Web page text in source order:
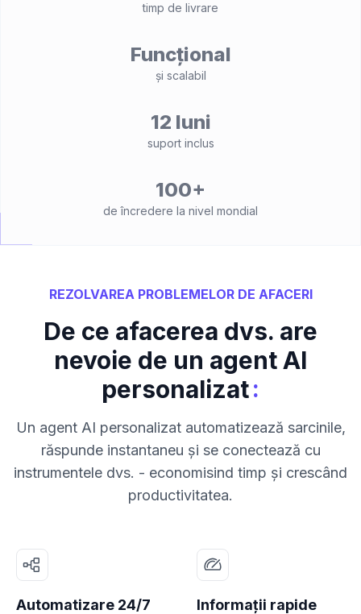
timp de livrare
Funcțional
și scalabil
12 luni
suport inclus
100+
de încredere la nivel mondial
REZOLVAREA PROBLEMELOR DE AFACERI
De ce afacerea dvs. are
nevoie de un agent AI
personalizat:
Un agent AI personalizat automatizează sarcinile,
răspunde instantaneu și se conectează cu
instrumentele dvs. - economisind timp și crescând
productivitatea.
Automatizare 24/7 Informații rapide